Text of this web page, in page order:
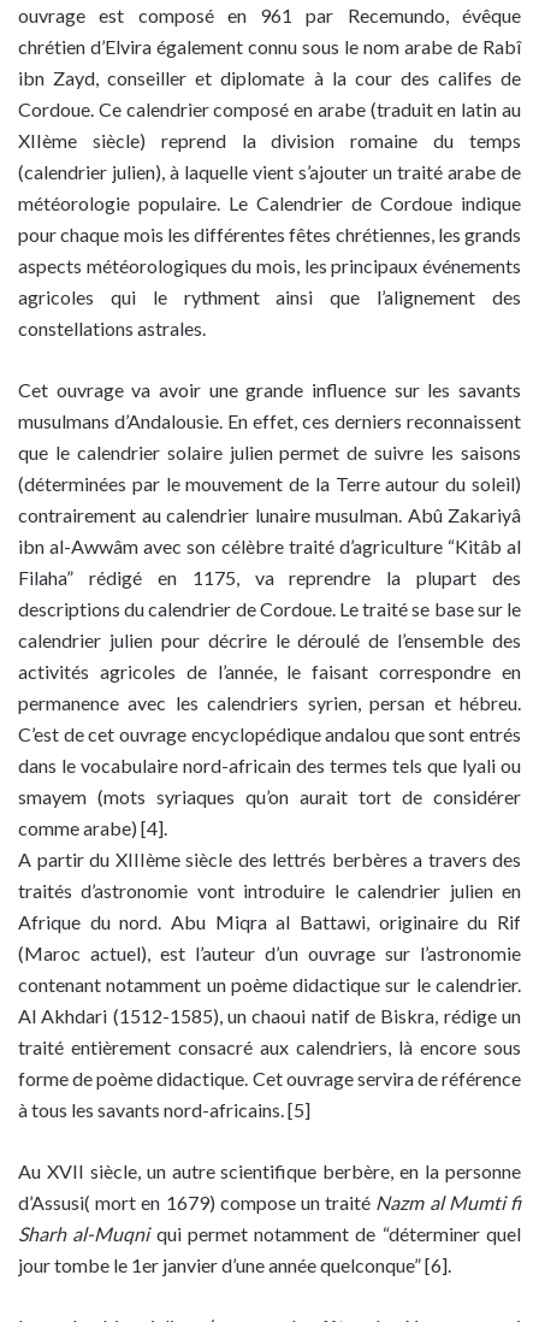
ouvrage est composé en 961 par Recemundo, évêque
chrétien d’Elvira également connu sous le nom arabe de Rabî
ibn Zayd, conseiller et diplomate à la cour des califes de
Cordoue. Ce calendrier composé en arabe (traduit en latin au
XIIème siècle) reprend la division romaine du temps
(calendrier julien), à laquelle vient s’ajouter un traité arabe de
météorologie populaire. Le Calendrier de Cordoue indique
pour chaque mois les différentes fêtes chrétiennes, les grands
aspects météorologiques du mois, les principaux événements
agricoles qui le rythment ainsi que l’alignement des
constellations astrales.
Cet ouvrage va avoir une grande influence sur les savants
musulmans d’Andalousie. En effet, ces derniers reconnaissent
que le calendrier solaire julien permet de suivre les saisons
(déterminées par le mouvement de la Terre autour du soleil)
contrairement au calendrier lunaire musulman. Abû Zakariyâ
ibn al-Awwâm avec son célèbre traité d’agriculture “Kitâb al
Filaha” rédigé en 1175, va reprendre la plupart des
descriptions du calendrier de Cordoue. Le traité se base sur le
calendrier julien pour décrire le déroulé de l’ensemble des
activités agricoles de l’année, le faisant correspondre en
permanence avec les calendriers syrien, persan et hébreu.
C’est de cet ouvrage encyclopédique andalou que sont entrés
dans le vocabulaire nord-africain des termes tels que lyali ou
smayem (mots syriaques qu’on aurait tort de considérer
comme arabe) [4].
A partir du XIIIème siècle des lettrés berbères a travers des
traités d’astronomie vont introduire le calendrier julien en
Afrique du nord. Abu Miqra al Battawi, originaire du Rif
(Maroc actuel), est l’auteur d’un ouvrage sur l’astronomie
contenant notamment un poème didactique sur le calendrier.
Al Akhdari (1512-1585), un chaoui natif de Biskra, rédige un
traité entièrement consacré aux calendriers, là encore sous
forme de poème didactique. Cet ouvrage servira de référence
à tous les savants nord-africains. [5]
Au XVII siècle, un autre scientifique berbère, en la personne
d’Assusi( mort en 1679) compose un traité Nazm al Mumti fi
Sharh al-Muqniqui permet notamment de “déterminer quel
jour tombe le 1er janvier d’une année quelconque” [6].